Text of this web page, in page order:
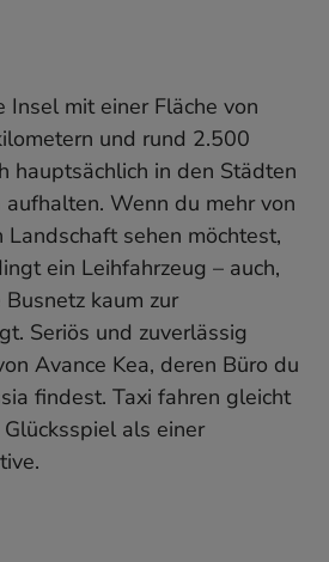
Insel mit einer Fläche von
und rund 2.500
hauptsächlich in den Städten
Wenn du mehr von
sehen möchtest,
ein Leihfahrzeug – auch,
kaum zur
Seriös und zuverlässig
Avance Kea, deren Büro du
findest. Taxi fahren gleicht
als einer